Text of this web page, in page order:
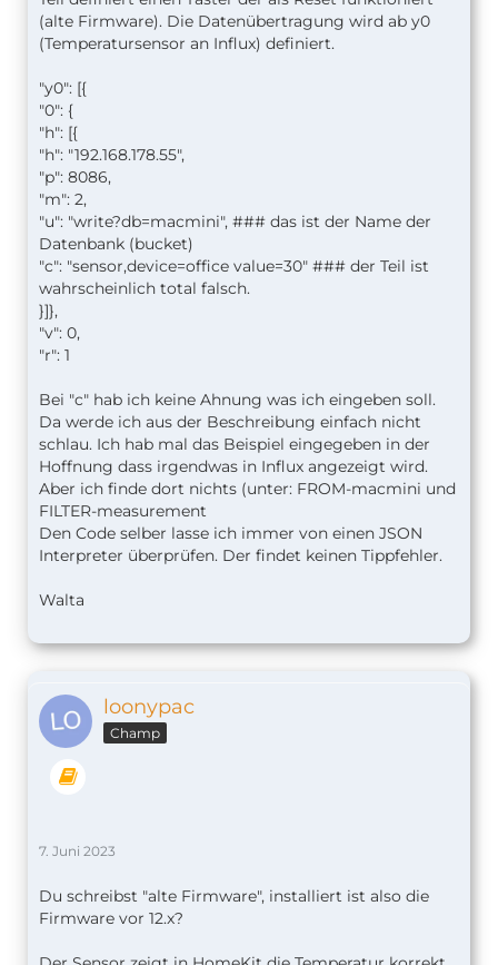
(alte Firmware). Die Datenübertragung wird ab y0
(Temperatursensor an Influx) definiert.
"y0": [{
"0": {
"h": [{
"h": "192.168.178.55",
"p": 8086,
"m": 2,
"u": "write?db=macmini", ### das ist der Name der
Datenbank (bucket)
"c": "sensor,device=office value=30" ### der Teil ist
wahrscheinlich total falsch.
}]},
"v": 0,
"r": 1
Bei "c" hab ich keine Ahnung was ich eingeben soll.
Da werde ich aus der Beschreibung einfach nicht
schlau. Ich hab mal das Beispiel eingegeben in der
Hoffnung dass irgendwas in Influx angezeigt wird.
Aber ich finde dort nichts (unter: FROM-macmini und
FILTER-measurement
Den Code selber lasse ich immer von einen JSON
Interpreter überprüfen. Der findet keinen Tippfehler.
Walta
loonypac
Champ
7. Juni 2023
Du schreibst "alte Firmware", installiert ist also die
Firmware vor 12.x?